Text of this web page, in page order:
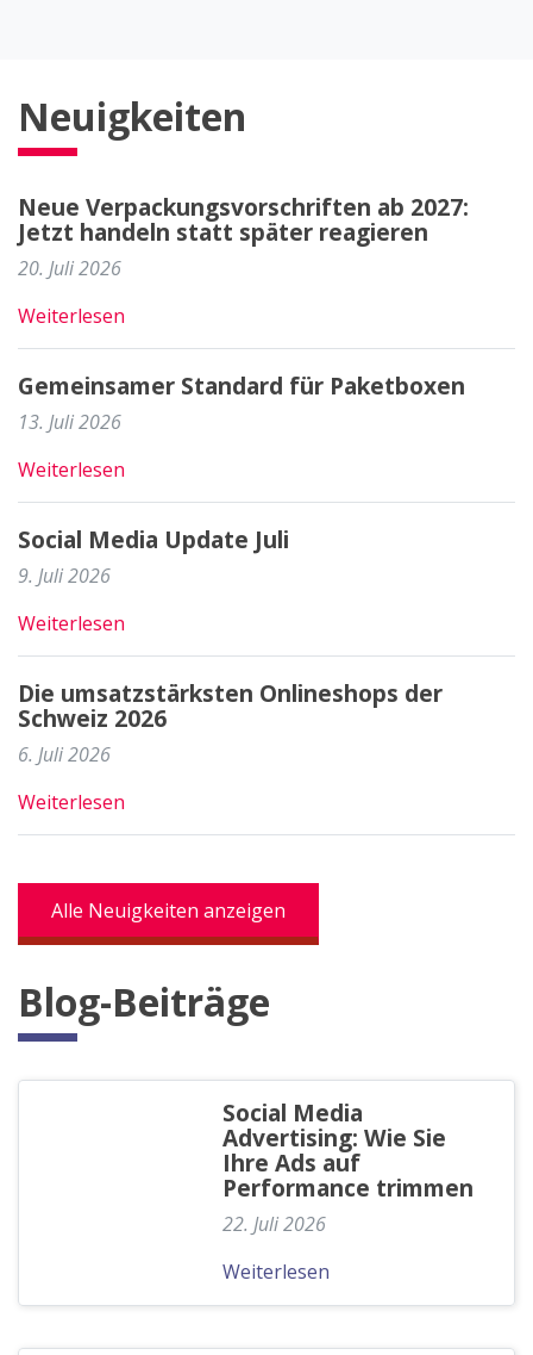
Neuigkeiten
Neue Verpackungsvorschriften ab 2027:
Jetzt handeln statt später reagieren
20. Juli 2026
Weiterlesen
Gemeinsamer Standard für Paketboxen
13. Juli 2026
Weiterlesen
Social Media Update Juli
9. Juli 2026
Weiterlesen
Die umsatzstärksten Onlineshops der
Schweiz 2026
6. Juli 2026
Weiterlesen
Alle Neuigkeiten anzeigen
Blog-Beiträge
Social Media
Advertising: Wie Sie
Ihre Ads auf
Performance trimmen
22. Juli 2026
Weiterlesen